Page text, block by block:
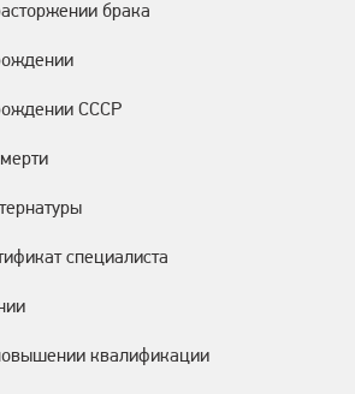
брака
СССР
специалиста
квалификации